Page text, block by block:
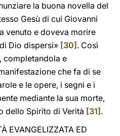
la buona novella del
Gesù di cui Giovanni
venuto e doveva morire
Dio dispersi» [30] . Così
completandola e
che fa di se
e le opere, i segni e i
mediante Ia sua morte,
dello Spirito di Verità [31] .
EVANGELIZZATA ED